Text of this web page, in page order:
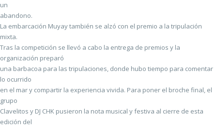
un
abandono.
La embarcación Muyay también se alzó con el premio a la tripulación
mixta.
Tras la competición se llevó a cabo la entrega de premios y la
organización preparó
una barbacoa para las tripulaciones, donde hubo tiempo para comentar
lo ocurrido
en el mar y compartir la experiencia vivida. Para poner el broche final, el
grupo
Clavelitos y DJ CHK pusieron la nota musical y festiva al cierre de esta
edición del